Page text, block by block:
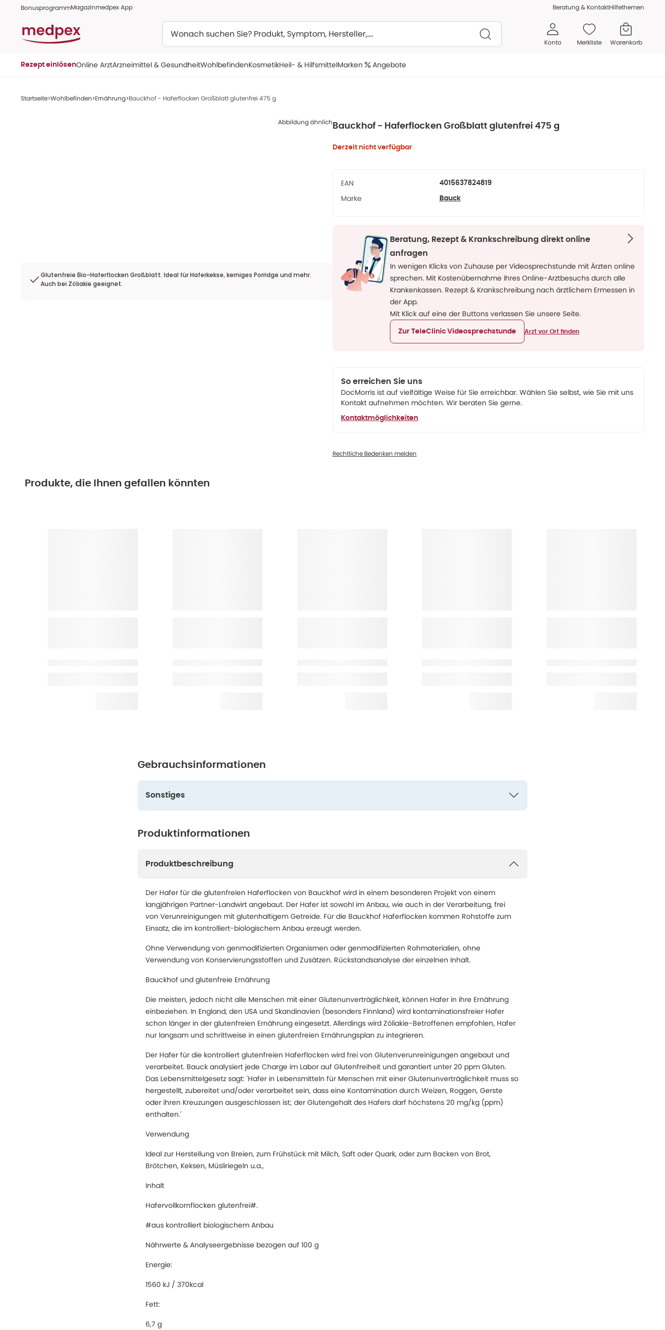
BonusprogrammMagazinmedpex App Beratung & KontaktHilfethemen
Konto Merkliste Warenkorb
Rezept einlösenOnline ArztArzneimittel & GesundheitWohlbefindenKosmetikHeil- & HilfsmittelMarken Angebote
Startseite Wohlbefinden Ernährung Bauckhof - Haferflocken Großblatt glutenfrei 475 g
Abbildung ähnlich
Glutenfreie Bio-Haferflocken Großblatt. Ideal für Haferkekse, kerniges Porridge und mehr.
Auch bei Zöliakie geeignet.
Bauckhof - Haferflocken Großblatt glutenfrei 475 g
Derzeit nicht verfügbar
EAN 4015637824819
Marke Bauck
Beratung, Rezept & Krankschreibung direkt online
anfragen
In wenigen Klicks von Zuhause per Videosprechstunde mit Ärzten online
sprechen. Mit Kostenübernahme Ihres Online-Arztbesuchs durch alle
Krankenkassen. Rezept & Krankschreibung nach ärztlichem Ermessen in
der App.
Mit Klick auf eine der Buttons verlassen Sie unsere Seite.
Zur TeleClinic Videosprechstunde Arzt vor Ort finden
So erreichen Sie uns
DocMorris ist auf vielfältige Weise für Sie erreichbar. Wählen Sie selbst, wie Sie mit uns
Kontakt aufnehmen möchten. Wir beraten Sie gerne.
Kontaktmöglichkeiten
Rechtliche Bedenken melden
Produkte, die Ihnen gefallen könnten
Gebrauchsinformationen
Sonstiges
Produktinformationen
Produktbeschreibung
Der Hafer für die glutenfreien Haferflocken von Bauckhof wird in einem besonderen Projekt von einem
langjährigen Partner-Landwirt angebaut. Der Hafer ist sowohl im Anbau, wie auch in der Verarbeitung, frei
von Verunreinigungen mit glutenhaltigem Getreide. Für die Bauckhof Haferflocken kommen Rohstoffe zum
Einsatz, die im kontrolliert-biologischem Anbau erzeugt werden.
Ohne Verwendung von genmodifizierten Organismen oder genmodifizierten Rohmaterialien, ohne
Verwendung von Konservierungsstoffen und Zusätzen. Rückstandsanalyse der einzelnen Inhalt.
Bauckhof und glutenfreie Ernährung
Die meisten, jedoch nicht alle Menschen mit einer Glutenunverträglichkeit, können Hafer in ihre Ernährung
einbeziehen. In England, den USA und Skandinavien (besonders Finnland) wird kontaminationsfreier Hafer
schon länger in der glutenfreien Ernährung eingesetzt. Allerdings wird Zöliakie-Betroffenen empfohlen, Hafer
nur langsam und schrittweise in einen glutenfreien Ernährungsplan zu integrieren.
Der Hafer für die kontrolliert glutenfreien Haferflocken wird frei von Glutenverunreinigungen angebaut und
verarbeitet. Bauck analysiert jede Charge im Labor auf Glutenfreiheit und garantiert unter 20 ppm Gluten.
Das Lebensmittelgesetz sagt: ´Hafer in Lebensmitteln für Menschen mit einer Glutenunverträglichkeit muss so
hergestellt, zubereitet und/oder verarbeitet sein, dass eine Kontamination durch Weizen, Roggen, Gerste
oder ihren Kreuzungen ausgeschlossen ist; der Glutengehalt des Hafers darf höchstens 20 mg/kg (ppm)
enthalten.´
Verwendung
Ideal zur Herstellung von Breien, zum Frühstück mit Milch, Saft oder Quark, oder zum Backen von Brot,
Brötchen, Keksen, Müsliriegeln u.a.,
Inhalt
Hafervollkornflocken glutenfrei#.
#aus kontrolliert biologischem Anbau
Nährwerte & Analyseergebnisse bezogen auf 100 g
Energie:
1560 kJ / 370kcal
Fett:
6,7 g